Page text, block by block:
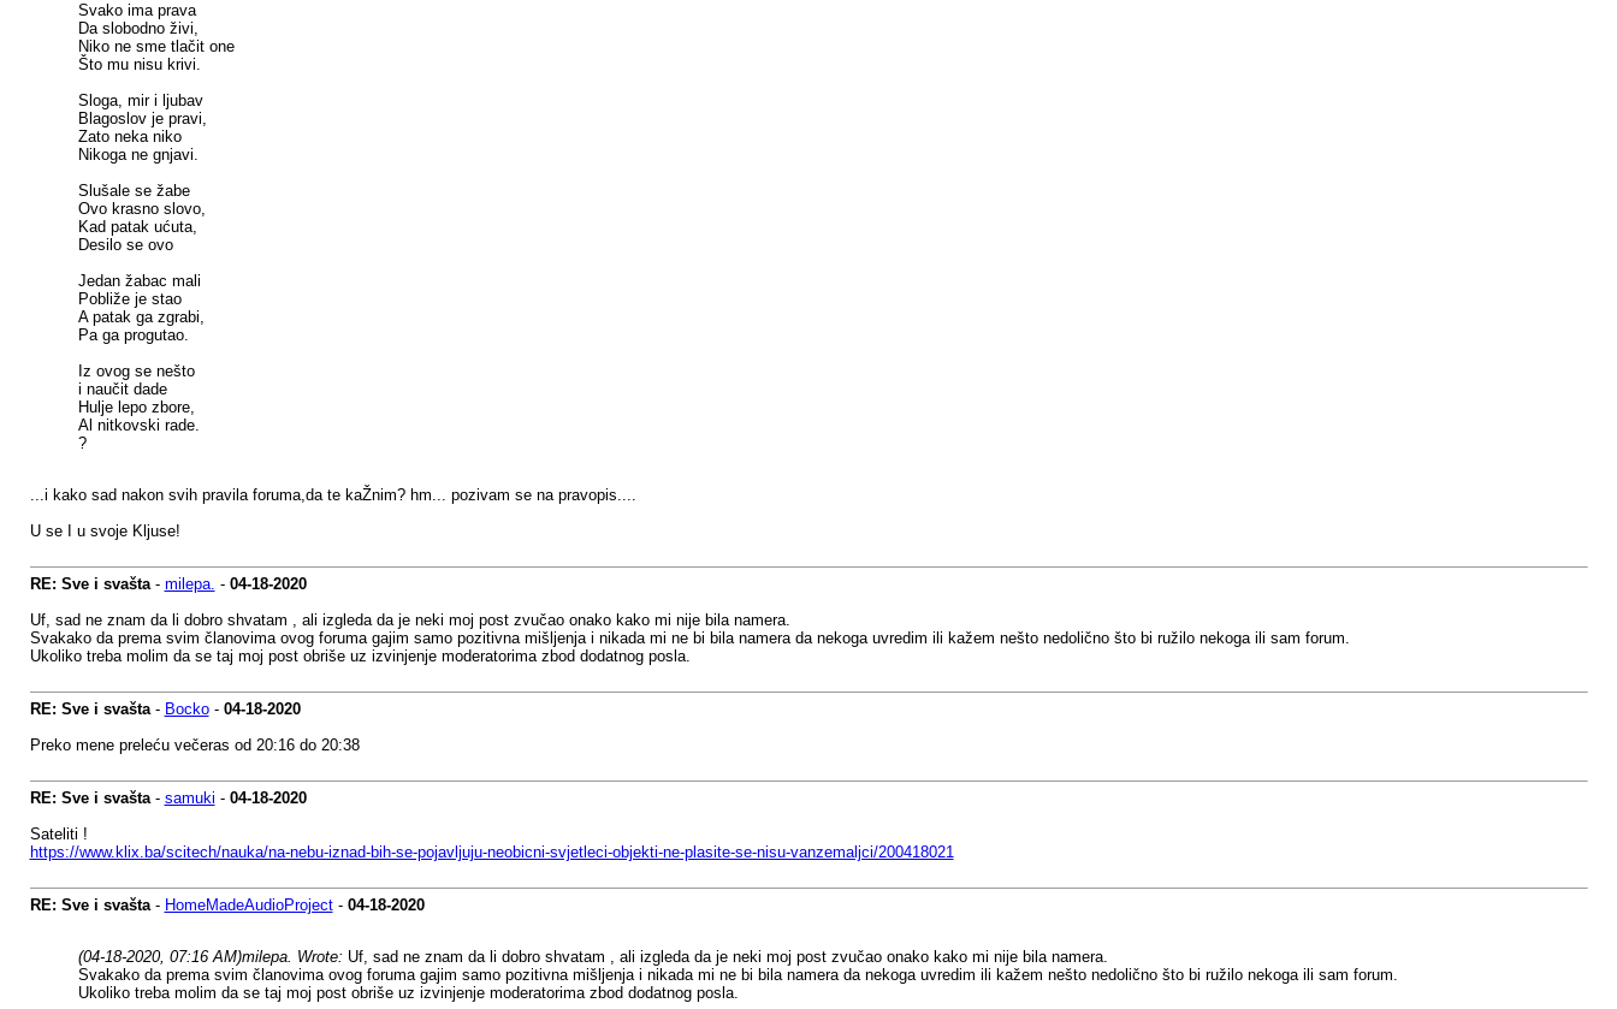
Svako ima prava
Da slobodno živi,
Niko ne sme tlačit one
Što mu nisu krivi.
Sloga, mir i ljubav
Blagoslov je pravi,
Zato neka niko
Nikoga ne gnjavi.
Slušale se žabe
Ovo krasno slovo,
Kad patak ućuta,
Desilo se ovo
Jedan žabac mali
Pobliže je stao
A patak ga zgrabi,
Pa ga progutao.
Iz ovog se nešto
i naučit dade
Hulje lepo zbore,
Al nitkovski rade.
?
...i kako sad nakon svih pravila foruma,da te kaŽnim? hm... pozivam se na pravopis....
U se I u svoje Kljuse!
RE: Sve i svašta- milepa. - 04-18-2020
Uf, sad ne znam da li dobro shvatam , ali izgleda da je neki moj post zvučao onako kako mi nije bila namera.
Svakako da prema svim članovima ovog foruma gajim samo pozitivna mišljenja i nikada mi ne bi bila namera da nekoga uvredim ili kažem nešto nedolično što bi ružilo nekoga ili sam forum.
Ukoliko treba molim da se taj moj post obriše uz izvinjenje moderatorima zbod dodatnog posla.
RE: Sve i svašta- Bocko- 04-18-2020
Preko mene preleću večeras od 20:16 do 20:38
RE: Sve i svašta- samuki - 04-18-2020
Sateliti !
https://www.klix.ba/scitech/nauka/na-nebu-iznad-bih-se-pojavljuju-neobicni-svjetleci-objekti-ne-plasite-se-nisu-vanzemaljci/200418021
RE: Sve i svašta- HomeMadeAudioProject- 04-18-2020
(04-18-2020, 07:16 AM)milepa. Wrote: Uf, sad ne znam da li dobro shvatam , ali izgleda da je neki moj post zvučao onako kako mi nije bila namera.
Svakako da prema svim članovima ovog foruma gajim samo pozitivna mišljenja i nikada mi ne bi bila namera da nekoga uvredim ili kažem nešto nedolično što bi ružilo nekoga ili sam forum.
Ukoliko treba molim da se taj moj post obriše uz izvinjenje moderatorima zbod dodatnog posla.